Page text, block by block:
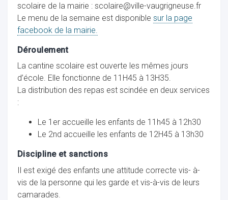
scolaire de la mairie : scolaire@ville-vaugrigneuse.fr
Le menu de la semaine est disponible sur la page
facebook de la mairie.
Déroulement
La cantine scolaire est ouverte les mêmes jours
d’école. Elle fonctionne de 11H45 à 13H35.
La distribution des repas est scindée en deux services
:
Le 1er accueille les enfants de 11h45 à 12h30
Le 2nd accueille les enfants de 12H45 à 13h30
Discipline et sanctions
Il est exigé des enfants une attitude correcte vis- à-
vis de la personne qui les garde et vis-à-vis de leurs
camarades.